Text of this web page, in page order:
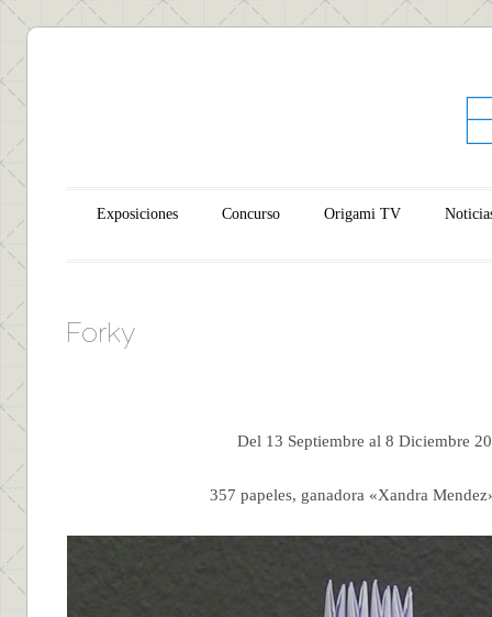
Main menu
Skip to content
Exposiciones Concurso Origami TV
Forky
Del 13 Septiembre al 8 Diciembre
357 papeles, ganadora «Xandra